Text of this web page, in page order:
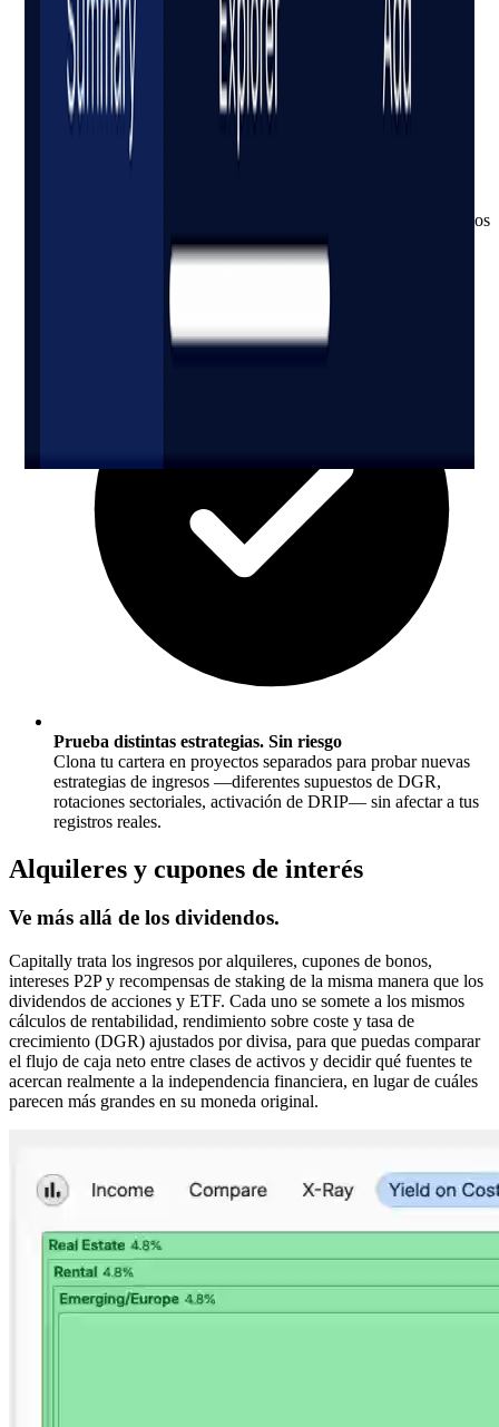
Gráficos de la tasa de crecimiento del dividendo (DGR) de los
últimos cinco años para cada posición, lado a lado, para que
detectes aceleraciones o desaceleraciones antes de que se
reflejen en tu rentabilidad.
Prueba distintas estrategias. Sin riesgo
Clona tu cartera en proyectos separados para probar nuevas
estrategias de ingresos —diferentes supuestos de DGR,
rotaciones sectoriales, activación de DRIP— sin afectar a tus
registros reales.
Alquileres y cupones de interés
Ve más allá de los dividendos.
Capitally trata los ingresos por alquileres, cupones de bonos,
intereses P2P y recompensas de staking de la misma manera que los
dividendos de acciones y ETF. Cada uno se somete a los mismos
cálculos de rentabilidad, rendimiento sobre coste y tasa de
crecimiento (DGR) ajustados por divisa, para que puedas comparar
el flujo de caja neto entre clases de activos y decidir qué fuentes te
acercan realmente a la independencia financiera, en lugar de cuáles
parecen más grandes en su moneda original.